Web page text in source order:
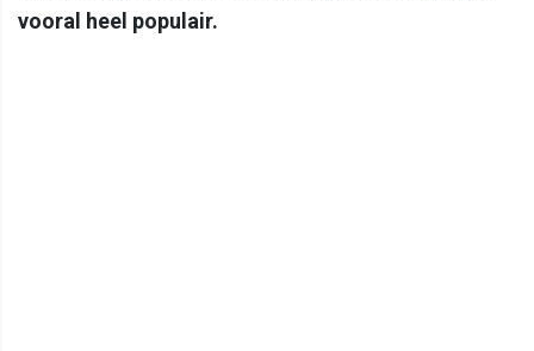
vooral heel populair.